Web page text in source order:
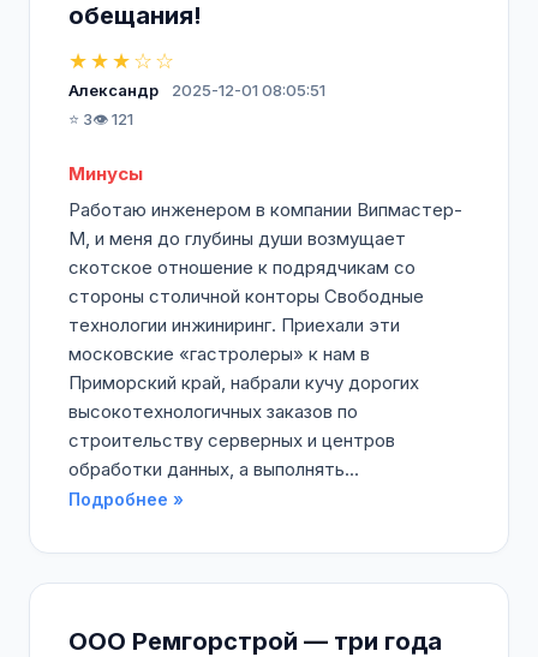
обещания!
★★★☆☆
Александр
2025-12-01 08:05:51
⭐ 3👁️ 121
Минусы
Работаю инженером в компании Випмастер-
М, и меня до глубины души возмущает
скотское отношение к подрядчикам со
стороны столичной конторы Свободные
технологии инжиниринг. Приехали эти
московские «гастролеры» к нам в
Приморский край, набрали кучу дорогих
высокотехнологичных заказов по
строительству серверных и центров
обработки данных, а выполнять...
Подробнее »
ООО Ремгорстрой — три года